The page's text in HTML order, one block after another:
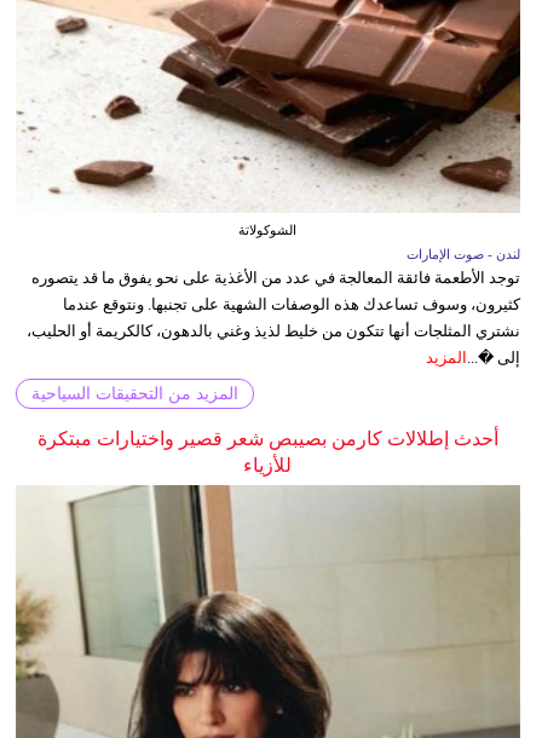
الشوكولاتة
لندن - صوت الإمارات
توجد الأطعمة فائقة المعالجة في عدد من الأغذية على نحو يفوق ما قد يتصوره
كثيرون، وسوف تساعدك هذه الوصفات الشهية على تجنبها. ونتوقع عندما
نشتري المثلجات أنها تتكون من خليط لذيذ وغني بالدهون، كالكريمة أو الحليب،
إلى �... المزيد
المزيد من التحقيقات السياحية
أحدث إطلالات كارمن بصيبص شعر قصير واختيارات مبتكرة
للأزياء